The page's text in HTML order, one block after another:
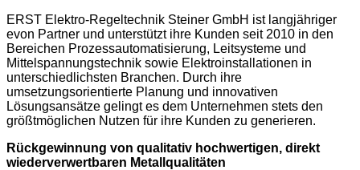
ERST Elektro-Regeltechnik Steiner GmbH ist langjähriger
evon Partner und unterstützt ihre Kunden seit 2010 in den
Bereichen Prozessautomatisierung, Leitsysteme und
Mittelspannungstechnik sowie Elektroinstallationen in
unterschiedlichsten Branchen. Durch ihre
umsetzungsorientierte Planung und innovativen
Lösungsansätze gelingt es dem Unternehmen stets den
größtmöglichen Nutzen für ihre Kunden zu generieren.
Rückgewinnung von qualitativ hochwertigen, direkt
wiederverwertbaren Metallqualitäten